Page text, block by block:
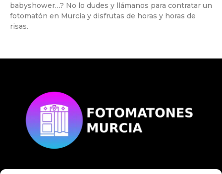
babyshower…? No lo dudes y llámanos para contratar un
fotomatón en Murcia y disfrutas de horas y horas de
risas.